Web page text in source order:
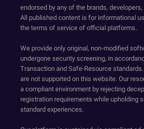
endorsed by any of the brands,
All published content is for informational
the terms of service of official platforms.
We provide only original, non-modified
undergone security screening, in
Transaction and Safe-Resource
are not supported on this website. Our
a compliant environment by rejecting
registration requirements while upholding
standard experiences.